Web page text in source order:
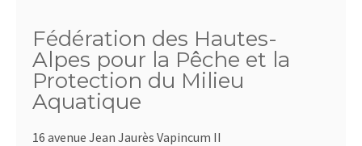
Fédération des Hautes-
Alpes pour la Pêche et la
Protection du Milieu
Aquatique
16 avenue Jean Jaurès Vapincum II